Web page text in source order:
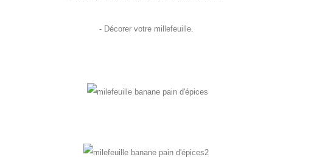
- Décorer votre millefeuille.